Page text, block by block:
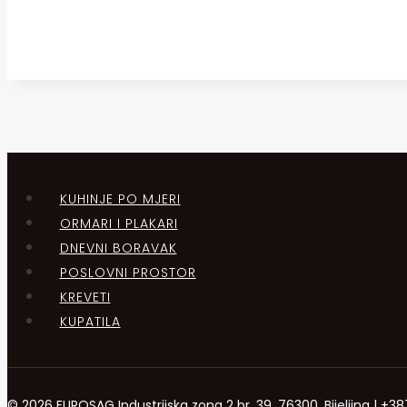
KUHINJE PO MJERI
ORMARI I PLAKARI
DNEVNI BORAVAK
POSLOVNI PROSTOR
KREVETI
KUPATILA